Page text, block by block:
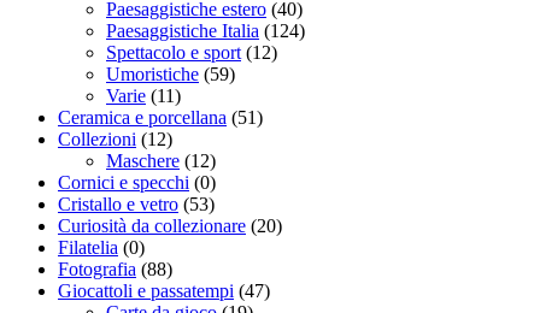
Paesaggistiche estero (40)
Paesaggistiche Italia (124)
Spettacolo e sport (12)
Umoristiche (59)
Varie (11)
Ceramica e porcellana (51)
Collezioni (12)
Maschere (12)
Cornici e specchi (0)
Cristallo e vetro (53)
Curiosità da collezionare (20)
Filatelia (0)
Fotografia (88)
Giocattoli e passatempi (47)